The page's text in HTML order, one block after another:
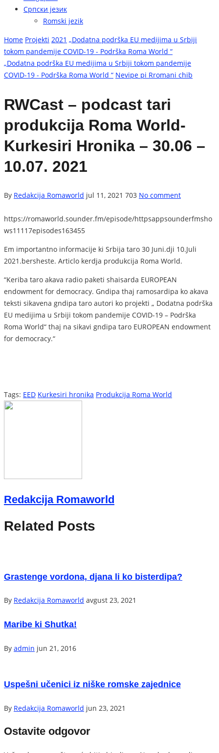
Српски језик
Romski jezik
Home Projekti 2021 „Dodatna podrška EU medijima u Srbiji
tokom pandemije COVID-19 - Podrška Roma World “
„Dodatna podrška EU medijima u Srbiji tokom pandemije
COVID-19 - Podrška Roma World “ Nevipe pi Rromani chib
RWCast – podcast tari
produkcija Roma World-
Kurkesiri Hronika – 30.06 –
10.07. 2021
By Redakcija Romaworld jul 11, 2021 703 No comment
https://romaworld.sounder.fm/episode/httpsappsounderfmsho
ws11117episodes163455
Em importantno informacije ki Srbija taro 30 Juni.dji 10.Juli
2021.bersheste. Articlo kerdja produkcija Roma World.
“Keriba taro akava radio paketi shaisarda EUROPEAN
endowment for democracy. Gndipa thaj ramosardipa ko akava
teksti sikavena gndipa taro autori ko projekti „ Dodatna podrška
EU medijima u Srbiji tokom pandemije COVID-19 – Podrška
Roma World“ thaj na sikavi gndipa taro EUROPEAN endowment
for democracy.“
Tags: EED Kurkesiri hronika Produkcija Roma World
Redakcija Romaworld
Related Posts
Grastenge vordona, djana li ko bisterdipa?
By Redakcija Romaworld avgust 23, 2021
Maribe ki Shutka!
By admin jun 21, 2016
Uspešni učenici iz niške romske zajednice
By Redakcija Romaworld jun 23, 2021
Ostavite odgovor